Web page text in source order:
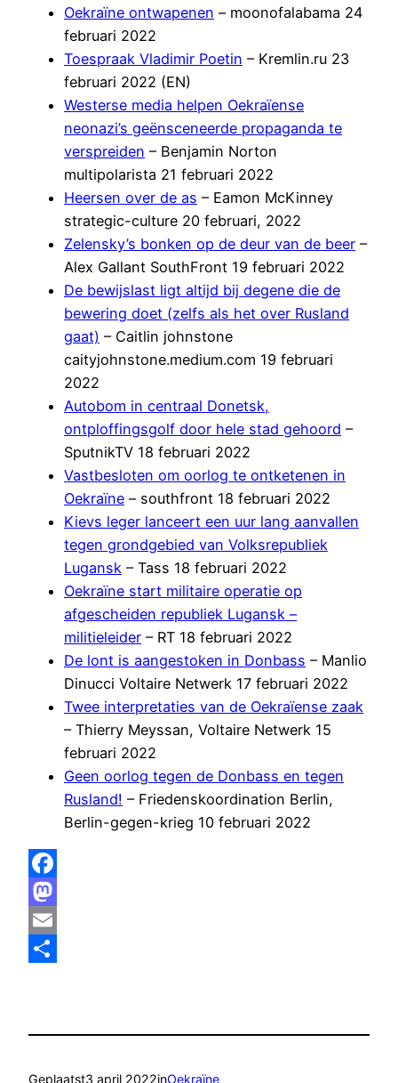
Oekraïne ontwapenen – moonofalabama 24
februari 2022
Toespraak Vladimir Poetin – Kremlin.ru 23
februari 2022 (EN)
Westerse media helpen Oekraïense
neonazi’s geënsceneerde propaganda te
verspreiden – Benjamin Norton
multipolarista 21 februari 2022
Heersen over de as – Eamon McKinney
strategic-culture 20 februari, 2022
Zelensky’s bonken op de deur van de beer –
Alex Gallant SouthFront 19 februari 2022
De bewijslast ligt altijd bij degene die de
bewering doet (zelfs als het over Rusland
gaat) – Caitlin johnstone
caityjohnstone.medium.com 19 februari
2022
Autobom in centraal Donetsk,
ontploffingsgolf door hele stad gehoord –
SputnikTV 18 februari 2022
Vastbesloten om oorlog te ontketenen in
Oekraïne – southfront 18 februari 2022
Kievs leger lanceert een uur lang aanvallen
tegen grondgebied van Volksrepubliek
Lugansk – Tass 18 februari 2022
Oekraïne start militaire operatie op
afgescheiden republiek Lugansk –
militieleider – RT 18 februari 2022
De lont is aangestoken in Donbass – Manlio
Dinucci Voltaire Netwerk 17 februari 2022
Twee interpretaties van de Oekraïense zaak
– Thierry Meyssan, Voltaire Netwerk 15
februari 2022
Geen oorlog tegen de Donbass en tegen
Rusland! – Friedenskoordination Berlin,
Berlin-gegen-krieg 10 februari 2022
Facebook
Mastodon
Email
Geplaatst3 april 2022inOekraïne